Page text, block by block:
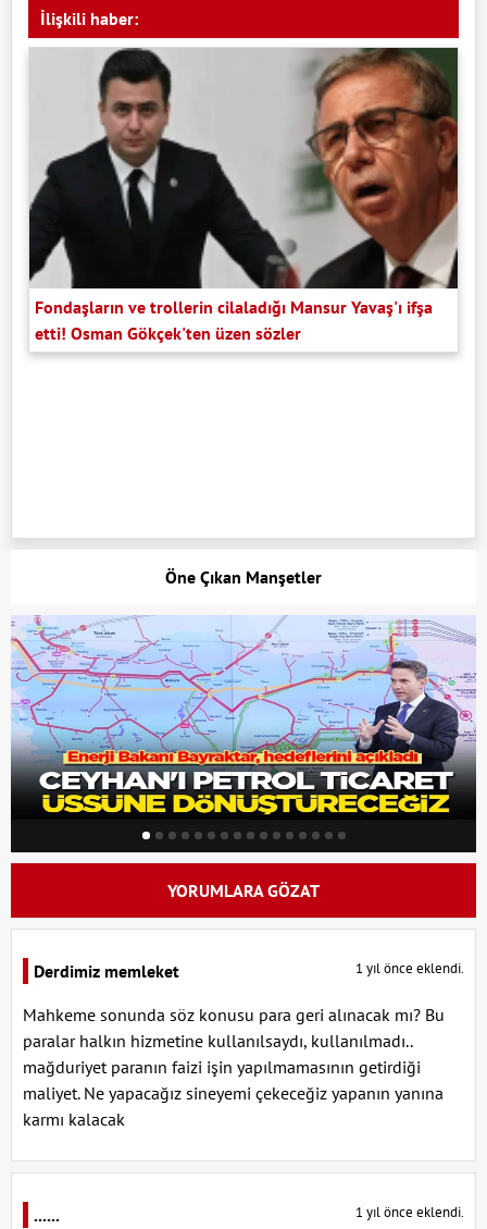
İlişkili haber:
Fondaşların ve trollerin cilaladığı Mansur Yavaş'ı ifşa
etti! Osman Gökçek'ten üzen sözler
Öne Çıkan Manşetler
YORUMLARA GÖZAT
Derdimiz memleket 1 yıl önce eklendi.
Mahkeme sonunda söz konusu para geri alınacak mı? Bu
paralar halkın hizmetine kullanılsaydı, kullanılmadı..
mağduriyet paranın faizi işin yapılmamasının getirdiği
maliyet. Ne yapacağız sineyemi çekeceğiz yapanın yanına
karmı kalacak
...... 1 yıl önce eklendi.